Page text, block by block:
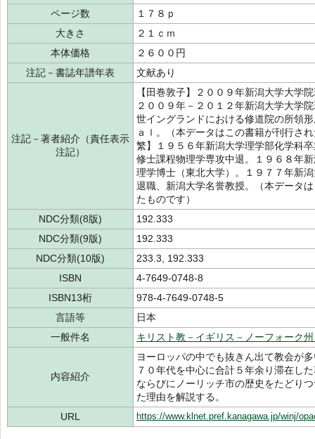
ページ数
１７８ｐ
大きさ
２１ｃｍ
本体価格
２６００円
注記－書誌年譜年表
文献あり
注記－著者紹介（責任表示
注記）
【田巻敦子】２００９年新潟大学大学
２００９年－２０１２年新潟大学大学
世イングランドにおける修道院の所領
ａｌ。（本データはこの書籍が刊行さ
繁】１９５６年新潟大学理学部化学科
修士課程物理学専攻中退。１９６８年
理学博士（東北大学）。１９７７年新
退職、新潟大学名誉教授。（本データ
たものです）
NDC分類(8版)
192.333
NDC分類(9版)
192.333
NDC分類(10版)
233.3, 192.333
ISBN
4-7649-0748-8
ISBN13桁
978-4-7649-0748-5
言語等
日本
一般件名
キリスト教－イギリス－ノーフォーク
内容紹介
ヨーロッパの中でも抜きん出て教会が
７０年代を中心に合計５年余り滞在し
ならびにノーリッチ市の歴史をたどり
た理由を解説する。
URL
https://www.klnet.pref.kanagawa.jp/winj/